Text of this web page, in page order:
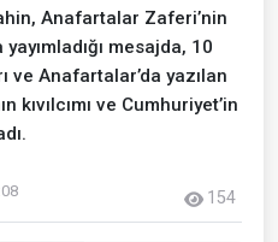
Anafartalar Zaferi’nin
mesajda, 10
ve Anafartalar’da yazılan
kıvılcımı ve Cumhuriyet’in
154